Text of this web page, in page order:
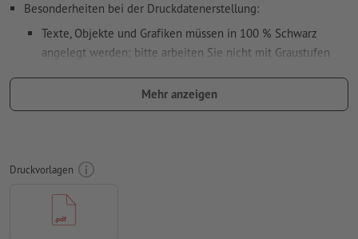
Besonderheiten bei der Druckdatenerstellung:
Texte, Objekte und Grafiken müssen in 100 % Schwarz
angelegt werden; bitte arbeiten Sie nicht mit Graustufen
verwenden Sie keine Effekte wie Schatten, Verläufe, Raster,
Unser Tipp:
Verdana oder Helvetica für einen optimalen Abdruck
Abstand Motiv zum Endformat: mindestens 1 mm
Mehr anzeigen
Druckvorlagen